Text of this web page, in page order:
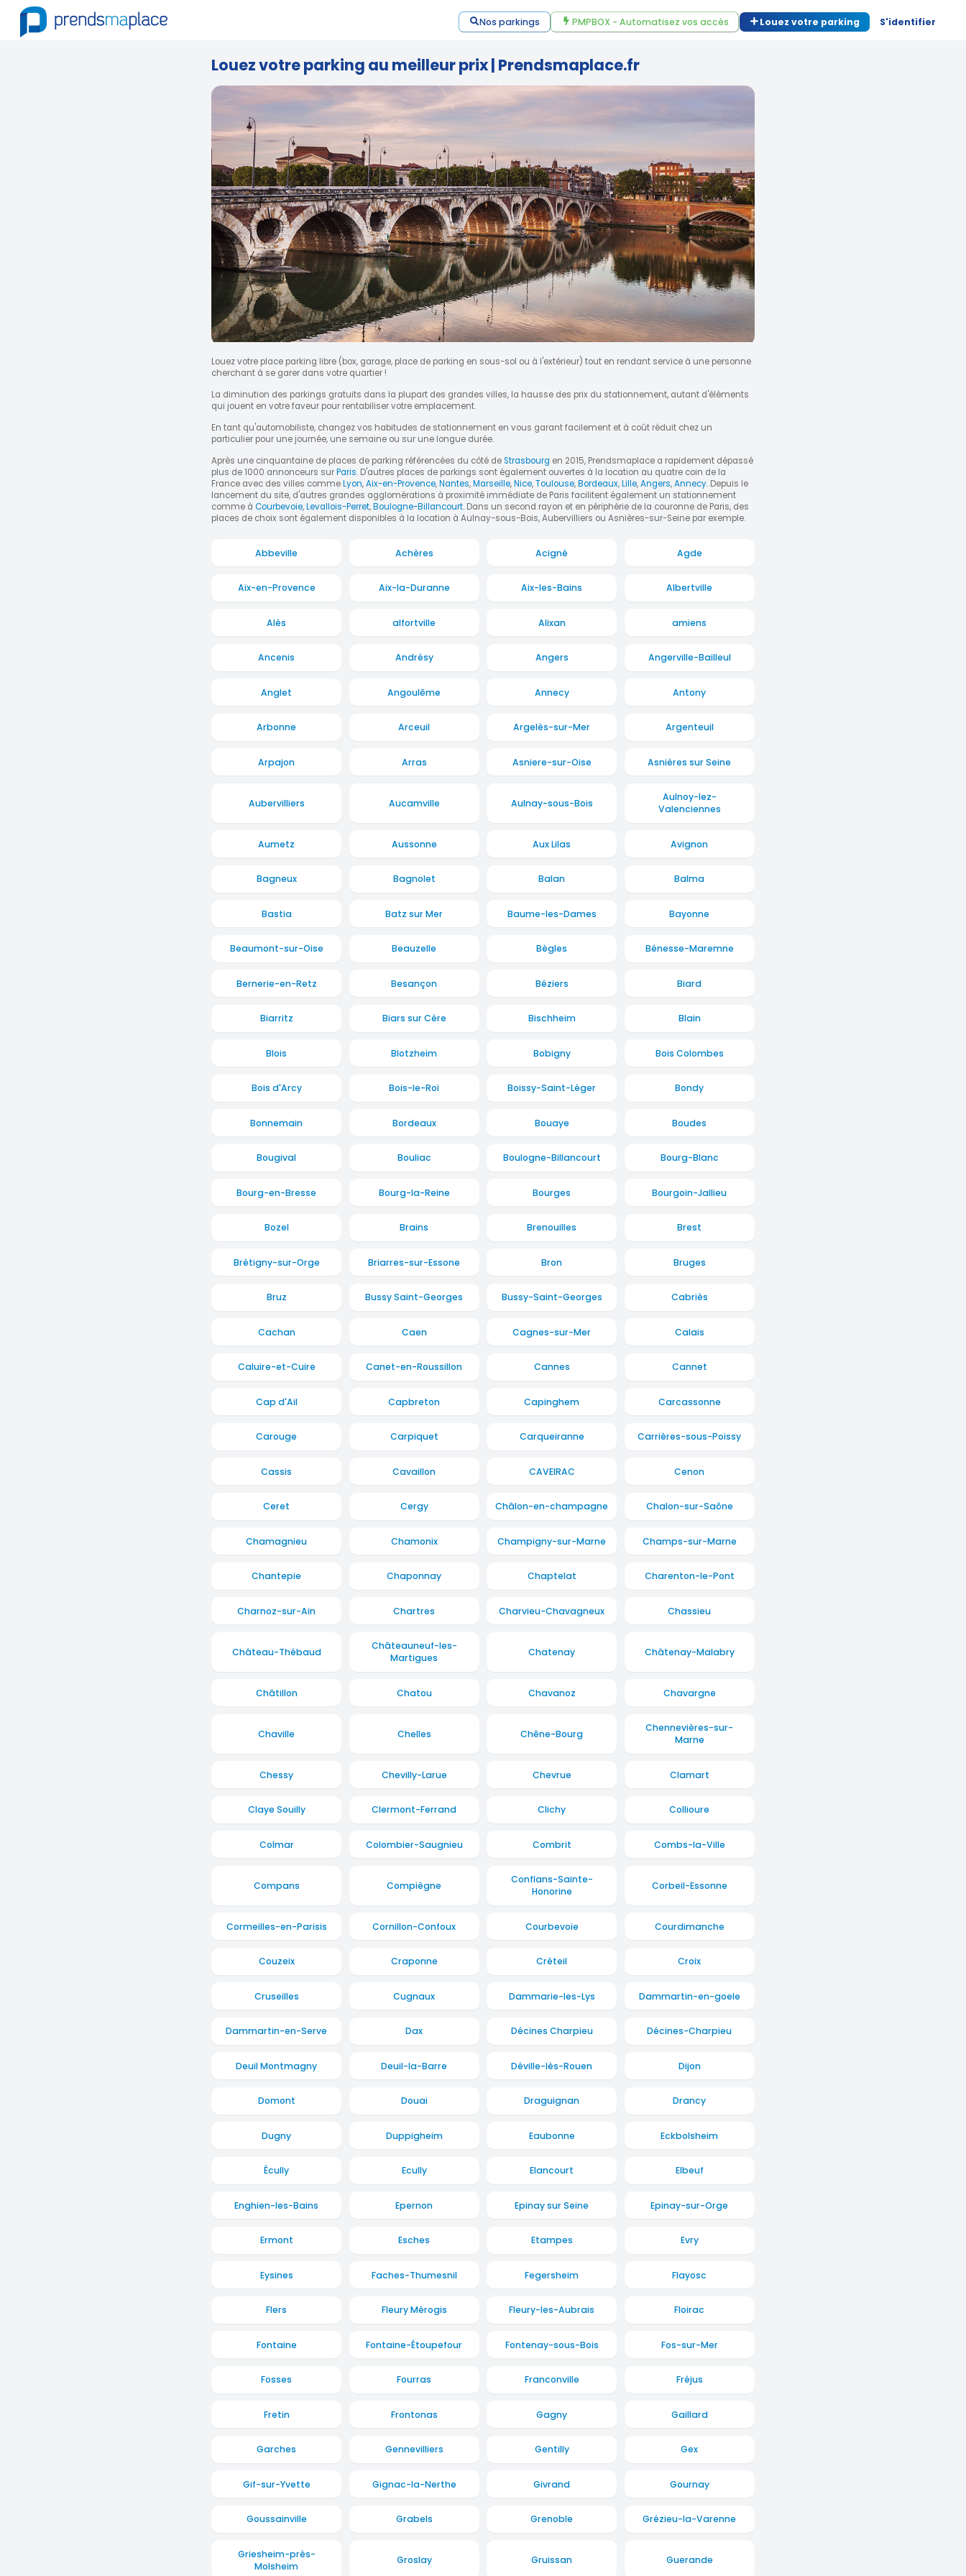
Nos parkings PMPBOX - Automatisez vos accès Louez votre parking S'identifier
Louez votre parking au meilleur prix | Prendsmaplace.fr
Louez votre place parking libre (box, garage, place de parking en sous-sol ou à l'extérieur) tout en rendant service à une personne
cherchant à se garer dans votre quartier !
La diminution des parkings gratuits dans la plupart des grandes villes, la hausse des prix du stationnement, autant d'éléments
qui jouent en votre faveur pour rentabiliser votre emplacement.
En tant qu'automobiliste, changez vos habitudes de stationnement en vous garant facilement et à coût réduit chez un
particulier pour une journée, une semaine ou sur une longue durée.
Après une cinquantaine de places de parking référencées du côté deStrasbourg en 2015, Prendsmaplace a rapidement dépassé
plus de 1000 annonceurs surParis. D'autres places de parkings sont également ouvertes à la location au quatre coin de la
France avec des villes commeLyon,Aix-en-Provence,Nantes,Marseille,Nice,Toulouse,Bordeaux,Lille,Angers,Annecy. Depuis le
lancement du site, d'autres grandes agglomérations à proximité immédiate de Paris facilitent également un stationnement
comme à Courbevoie,Levallois-Perret,Boulogne-Billancourt. Dans un second rayon et en périphérie de la couronne de Paris, des
places de choix sont également disponibles à la location à Aulnay-sous-Bois, Aubervilliers ou Asnières-sur-Seine par exemple.
Abbeville Achères Acigné Agde
Aix-en-Provence Aix-la-Duranne Aix-les-Bains Albertville
Alès alfortville Alixan amiens
Ancenis Andrésy Angers Angerville-Bailleul
Anglet Angoulême Annecy Antony
Arbonne Arceuil Argelès-sur-Mer Argenteuil
Arpajon Arras Asniere-sur-Oise Asnières sur Seine
Aubervilliers Aucamville Aulnay-sous-Bois
Aulnoy-lez-
Valenciennes
Aumetz Aussonne Aux Lilas Avignon
Bagneux Bagnolet Balan Balma
Bastia Batz sur Mer Baume-les-Dames Bayonne
Beaumont-sur-Oise Beauzelle Bègles Bénesse-Maremne
Bernerie-en-Retz Besançon Béziers Biard
Biarritz Biars sur Cère Bischheim Blain
Blois Blotzheim Bobigny Bois Colombes
Bois d'Arcy Bois-le-Roi Boissy-Saint-Léger Bondy
Bonnemain Bordeaux Bouaye Boudes
Bougival Bouliac Boulogne-Billancourt Bourg-Blanc
Bourg-en-Bresse Bourg-la-Reine Bourges Bourgoin-Jallieu
Bozel Brains Brenouilles Brest
Brétigny-sur-Orge Briarres-sur-Essone Bron Bruges
Bruz Bussy Saint-Georges Bussy-Saint-Georges Cabriès
Cachan Caen Cagnes-sur-Mer Calais
Caluire-et-Cuire Canet-en-Roussillon Cannes Cannet
Cap d'Ail Capbreton Capinghem Carcassonne
Carouge Carpiquet Carqueiranne Carrières-sous-Poissy
Cassis Cavaillon CAVEIRAC Cenon
Ceret Cergy Châlon-en-champagne Chalon-sur-Saône
Chamagnieu Chamonix Champigny-sur-Marne Champs-sur-Marne
Chantepie Chaponnay Chaptelat Charenton-le-Pont
Charnoz-sur-Ain Chartres Charvieu-Chavagneux Chassieu
Château-Thébaud
Châteauneuf-les-
Martigues
Chatenay Châtenay-Malabry
Châtillon Chatou Chavanoz Chavargne
Chaville Chelles Chêne-Bourg
Chennevières-sur-
Marne
Chessy Chevilly-Larue Chevrue Clamart
Claye Souilly Clermont-Ferrand Clichy Collioure
Colmar Colombier-Saugnieu Combrit Combs-la-Ville
Compans Compiègne
Conflans-Sainte-
Honorine
Corbeil-Essonne
Cormeilles-en-Parisis Cornillon-Confoux Courbevoie Courdimanche
Couzeix Craponne Créteil Croix
Cruseilles Cugnaux Dammarie-les-Lys Dammartin-en-goele
Dammartin-en-Serve Dax Décines Charpieu Décines-Charpieu
Deuil Montmagny Deuil-la-Barre Déville-lès-Rouen Dijon
Domont Douai Draguignan Drancy
Dugny Duppigheim Eaubonne Eckbolsheim
Écully Ecully Elancourt Elbeuf
Enghien-les-Bains Epernon Epinay sur Seine Epinay-sur-Orge
Ermont Esches Etampes Evry
Eysines Faches-Thumesnil Fegersheim Flayosc
Flers Fleury Mérogis Fleury-les-Aubrais Floirac
Fontaine Fontaine-Étoupefour Fontenay-sous-Bois Fos-sur-Mer
Fosses Fourras Franconville Fréjus
Fretin Frontonas Gagny Gaillard
Garches Gennevilliers Gentilly Gex
Gif-sur-Yvette Gignac-la-Nerthe Givrand Gournay
Goussainville Grabels Grenoble Grézieu-la-Varenne
Griesheim-près-
Molsheim
Groslay Gruissan Guerande